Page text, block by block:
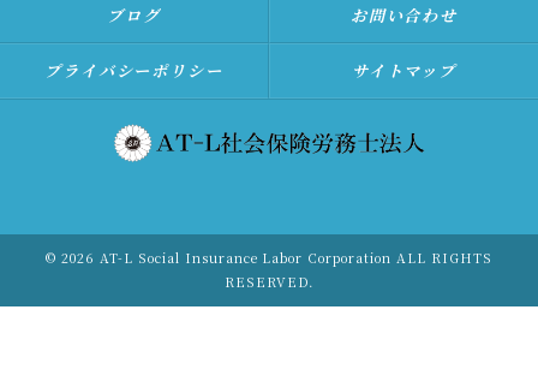
ブログ お問い合わせ
プライバシーポリシー サイトマップ
© 2026 AT-L Social Insurance Labor Corporation ALL RIGHTS
RESERVED.